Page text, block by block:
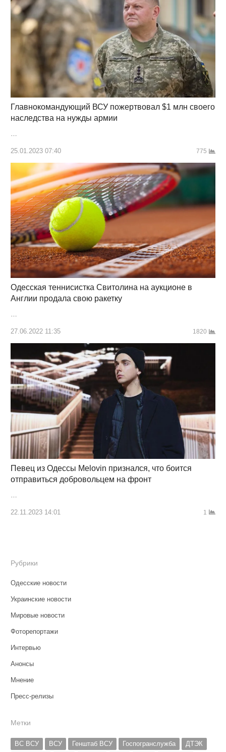
Главнокомандующий ВСУ пожертвовал $1 млн своего
наследства на нужды армии
25.01.2023 07:40 775
Одесская теннисистка Свитолина на аукционе в
Англии продала свою ракетку
…
27.06.2022 11:35 1820
Певец из Одессы Melovin признался, что боится
отправиться добровольцем на фронт
22.11.2023 14:01 1
Рубрики
Одесские новости
Украинские новости
Мировые новости
Фоторепортажи
Интервью
Анонсы
Мнение
Пресс-релизы
Метки
ВС ВСУ ВСУ Генштаб ВСУ Госпогранслужба
ДТЭК